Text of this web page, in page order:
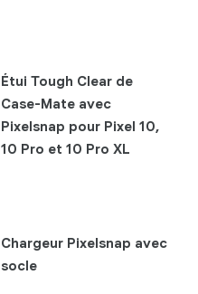
Étui Tough Clear de
Case-Mate avec
Pixelsnap pour Pixel 10,
10 Pro et 10 Pro XL
Chargeur Pixelsnap avec
socle